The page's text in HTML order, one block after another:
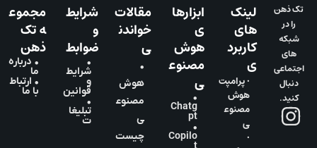
تک ذهن
را در
شبکه
های
اجتماعی
دنبال
کنید.
لینک
های
کاربرد
ی
• پرامپت
هوش
مصنوع
ی
•
ابزارها
ی
هوش
مصنوع
ی
•
Chatg
pt
•
Copilo
مقالات
خواندن
ی
•
هوش
مصنوع
ی
چیست
شرایط
و
ضوابط
•
شرایط
و
قوانین
•
تبلیغا
ت
مجموع
ه تک
ذهن
• درباره
ما
• ارتباط
با ما